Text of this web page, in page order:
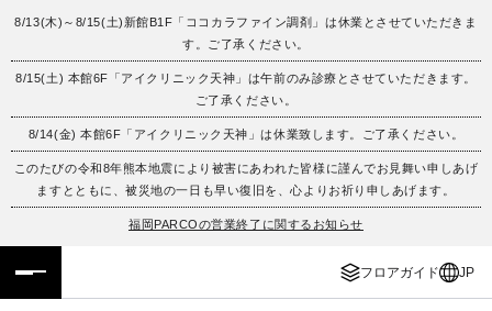
8/13(木)～8/15(土)新館B1F「ココカラファイン調剤」は休業とさせていただきま
す。ご了承ください。
8/15(土) 本館6F「アイクリニック天神」は午前のみ診療とさせていただきます。
ご了承ください。
8/14(金) 本館6F「アイクリニック天神」は休業致します。ご了承ください。
このたびの令和8年熊本地震により被害にあわれた皆様に謹んでお見舞い申しあげ
ますとともに、被災地の一日も早い復旧を、心よりお祈り申しあげます。
福岡PARCOの営業終了に関するお知らせ
フロアガイド JP
フロアガイド
施設案内・アクセス
イベント・ポップアップ
レストラン・カフェ
ENGLISH
繁体字
簡体字
ภาษาไทย